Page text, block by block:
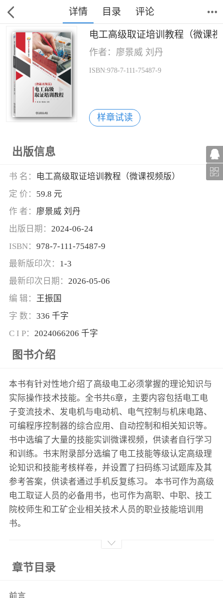
详情 目录 评论
电工高级取证培训教程（微课
作者：廖景威 刘丹
ISBN:978-7-111-75487-9
样章试读
出版信息
书 名：
电工高级取证培训教程（微课视频版）
定 价： 59.8 元
作 者： 廖景威 刘丹
出版日期： 2024-06-24
ISBN： 978-7-111-75487-9
最新版印次： 1-3
最新印次日期： 2026-05-06
编 辑： 王振国
字 数： 336 千字
C I P： 2024066206 千字
图书介绍
本书有针对性地介绍了高级电工必须掌握的理论知识与
实际操作技术技能。全书共6章，主要内容包括电工电
子变流技术、发电机与电动机、电气控制与机床电路、
可编程序控制器的综合应用、自动控制和相关知识等。
书中选编了大量的技能实训微课视频，供读者自行学习
和训练。书末附录部分选编了电工技能等级认定高级理
论知识和技能考核样卷，并设置了扫码练习试题库及其
参考答案，供读者通过手机反复练习。 本书可作为高级
电工取证人员的必备用书，也可作为高职、中职、技工
院校师生和工矿企业相关技术人员的职业技能培训用
书。
章节目录